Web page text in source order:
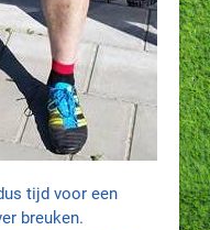
tijd voor een
breuken.